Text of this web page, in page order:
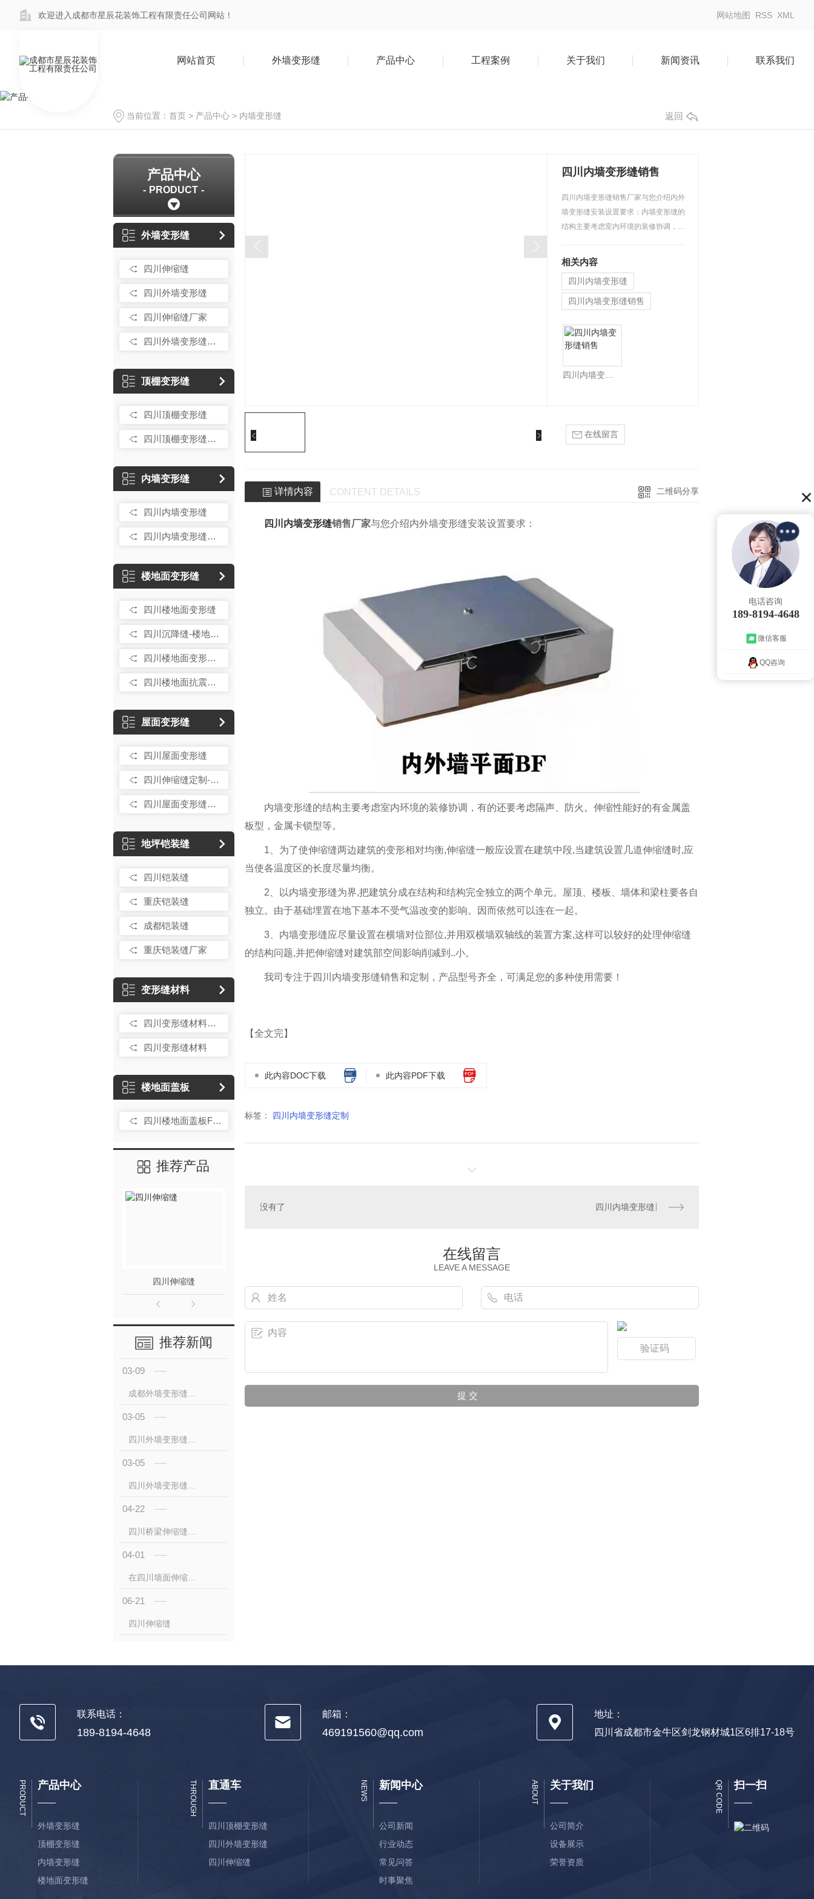
欢迎进入成都市星辰花装饰工程有限责任公司网站！ 网站地图 RSS XML
网站首页 外墙变形缝 产品中心 工程案例 关于我们 新闻资讯 联系我们
当前位置： 首页 > 产品中心 > 内墙变形缝 返回
产品中心
PRODUCT
外墙变形缝
四川伸缩缝
四川外墙变形缝
四川伸缩缝厂家
四川外墙变形缝定制
顶棚变形缝
四川顶棚变形缝
四川顶棚变形缝厂家
内墙变形缝
四川内墙变形缝
四川内墙变形缝销售
楼地面变形缝
四川楼地面变形缝
四川沉降缝-楼地面承重型FJM
四川楼地面变形缝销售-双列嵌平型地面变形的FRWS
四川楼地面抗震型SFFS
屋面变形缝
四川屋面变形缝
四川伸缩缝定制-屋面平面变形缝CA
四川屋面变形缝厂家
地坪铠装缝
四川铠装缝
重庆铠装缝
成都铠装缝
重庆铠装缝厂家
变形缝材料
四川变形缝材料销售
四川变形缝材料
楼地面盖板
四川楼地面盖板FTM
推荐产品
四川伸缩缝
推荐新闻
03-09
03-05
03-05
04-22
04-01
在四川墙面伸缩缝设置有哪些规范要点？
06-21
四川伸缩缝
四川内墙变形缝销售
四川内墙变形缝销售厂家与您介绍内外
墙变形缝安装设置要求：内墙变形缝的
结构主要考虑室内环境的装修协调，有
相关内容
四川内墙变形缝
四川内墙变形缝销售
四川内墙变形缝销售
在线留言
详情内容 CONTENT DETAILS 二维码分享
四川内墙变形缝销售厂家与您介绍内外墙变形缝安装设置要求：
内墙变形缝的结构主要考虑室内环境的装修协调，有的还要考虑隔声、防火。伸缩性能好的有金属盖
板型，金属卡锁型等。
1、为了使伸缩缝两边建筑的变形相对均衡,伸缩缝一般应设置在建筑中段,当建筑设置几道伸缩缝时,应
当使各温度区的长度尽量均衡。
2、以内墙变形缝为界,把建筑分成在结构和结构完全独立的两个单元。屋顶、楼板、墙体和梁柱要各自
独立。由于基础埋置在地下基本不受气温改变的影响。因而依然可以连在一起。
3、内墙变形缝应尽量设置在横墙对位部位,并用双横墙双轴线的装置方案,这样可以较好的处理伸缩缝
的结构问题,并把伸缩缝对建筑部空间影响削减到..小。
我司专注于四川内墙变形缝销售和定制，产品型号齐全，可满足您的多种使用需要！
【全文完】
此内容DOC下载 此内容PDF下载
标签： 四川内墙变形缝定制
没有了 四川内墙变形缝
在线留言
LEAVE A MESSAGE
联系电话：
189-8194-4648
邮箱：
469191560@qq.com
地址：
四川省成都市金牛区剑龙钢材城1区6排17-18号
产品中心
PRODUCT
外墙变形缝
顶棚变形缝
内墙变形缝
楼地面变形缝
直通车
THROUGH
四川顶棚变形缝
四川外墙变形缝
四川伸缩缝
新闻中心
NEWS
公司新闻
行业动态
常见问答
时事聚焦
关于我们
ABOUT
公司简介
设备展示
荣誉资质
扫一扫
QR CODE
电话咨询
189-8194-4648
微信客服
QQ咨询